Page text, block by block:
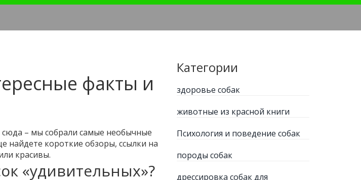
факты и
сюда – мы собрали самые необычные
найдете короткие обзоры, ссылки на
красивы.
«удивительных»?
Категории
здоровье собак
животные из красной книги
Психология и поведение собак
породы собак
дрессировка собак для